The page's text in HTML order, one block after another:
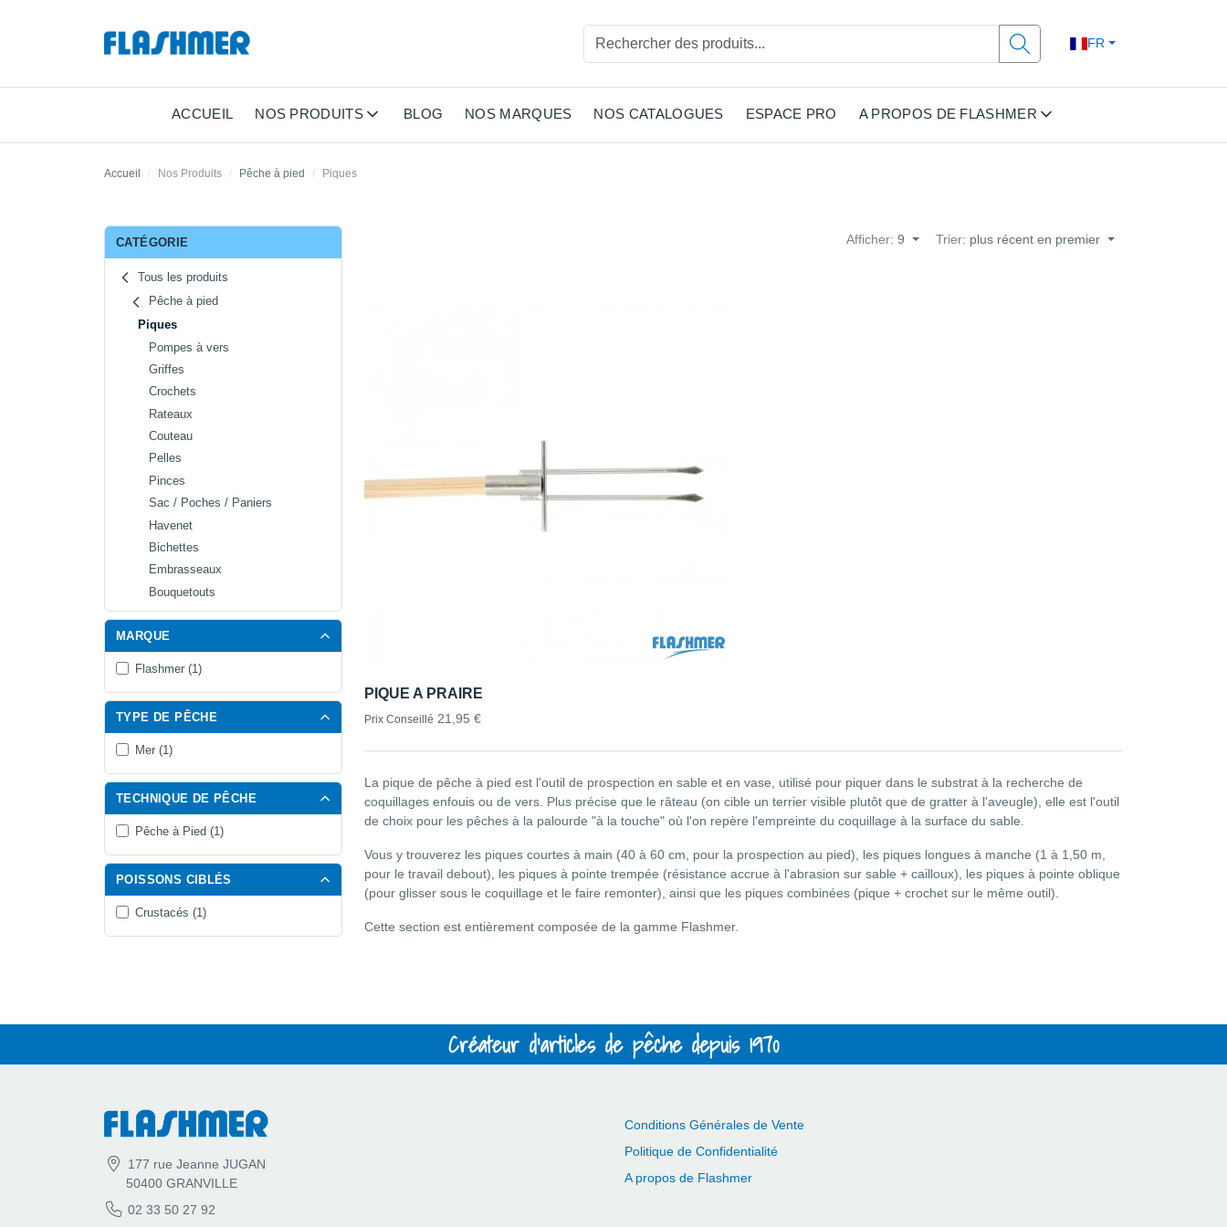
FR
ACCUEIL NOS PRODUITS BLOG NOS MARQUES NOS CATALOGUES ESPACE PRO A PROPOS DE FLASHMER
Accueil Nos Produits Pêche à pied Piques
CATÉGORIE
Tous les produits
Pêche à pied
Piques
Pompes à vers
Griffes
Crochets
Rateaux
Couteau
Pelles
Pinces
Sac / Poches / Paniers
Havenet
Bichettes
Embrasseaux
Bouquetouts
MARQUE
Flashmer (1)
TYPE DE PÊCHE
Mer (1)
TECHNIQUE DE PÊCHE
Pêche à Pied (1)
POISSONS CIBLÉS
Crustacés (1)
Afficher:9 Trier: plus récent en premier
PIQUE A PRAIRE
Prix Conseillé 21,95 €
La pique de pêche à pied est l'outil de prospection en sable et en vase, utilisé pour piquer dans le substrat à la recherche de
coquillages enfouis ou de vers. Plus précise que le râteau (on cible un terrier visible plutôt que de gratter à l'aveugle), elle est l'outil
de choix pour les pêches à la palourde "à la touche" où l'on repère l'empreinte du coquillage à la surface du sable.
Vous y trouverez les piques courtes à main (40 à 60 cm, pour la prospection au pied), les piques longues à manche (1 à 1,50 m,
pour le travail debout), les piques à pointe trempée (résistance accrue à l'abrasion sur sable + cailloux), les piques à pointe oblique
(pour glisser sous le coquillage et le faire remonter), ainsi que les piques combinées (pique + crochet sur le même outil).
Cette section est entièrement composée de la gamme Flashmer.
Créateur d'articles de pêche depuis 1970
177 rue Jeanne JUGAN
50400 GRANVILLE
02 33 50 27 92
Conditions Générales de Vente
Politique de Confidentialité
A propos de Flashmer